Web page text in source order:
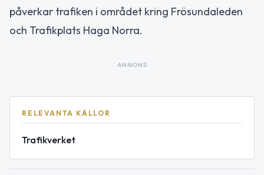
påverkar trafiken i området kring Frösundaleden
och Trafikplats Haga Norra.
ANNONS
RELEVANTA KÄLLOR
Trafikverket